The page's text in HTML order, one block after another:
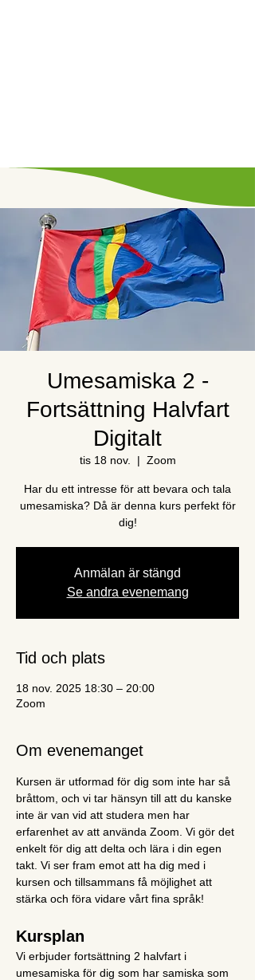
Umesamiska 2 -
Fortsättning Halvfart
Digitalt
tis 18 nov.
  |
Zoom
Har du ett intresse för att bevara och tala
umesamiska? Då är denna kurs perfekt för
dig!
Anmälan är stängd
Se andra evenemang
Tid och plats
18 nov. 2025 18:30 – 20:00
Zoom
Om evenemanget
Kursen är utformad för dig som inte har så
bråttom, och vi tar hänsyn till att du kanske
inte är van vid att studera men har
erfarenhet av att använda Zoom. Vi gör det
enkelt för dig att delta och lära i din egen
takt. Vi ser fram emot att ha dig med i
kursen och tillsammans få möjlighet att
stärka och föra vidare vårt fina språk!
Kursplan
Vi erbjuder fortsättning 2 halvfart i
umesamiska för dig som har samiska som